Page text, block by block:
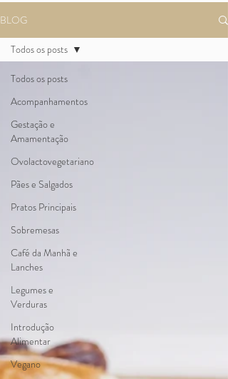
BLOG
Todos os posts
Acompanhamentos
Gestação e
Amamentação
Ovolactovegetariano
Pães e Salgados
Pratos Principais
Sobremesas
Café da Manhã e
Lanches
Legumes e
Verduras
Introdução
Alimentar
Vegano
Todos os posts